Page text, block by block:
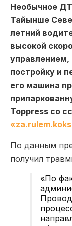
Необычное
Тайынше
летний
высокой
управлением,
постройку и
его машина
Toppress со
По данным
получил
«По